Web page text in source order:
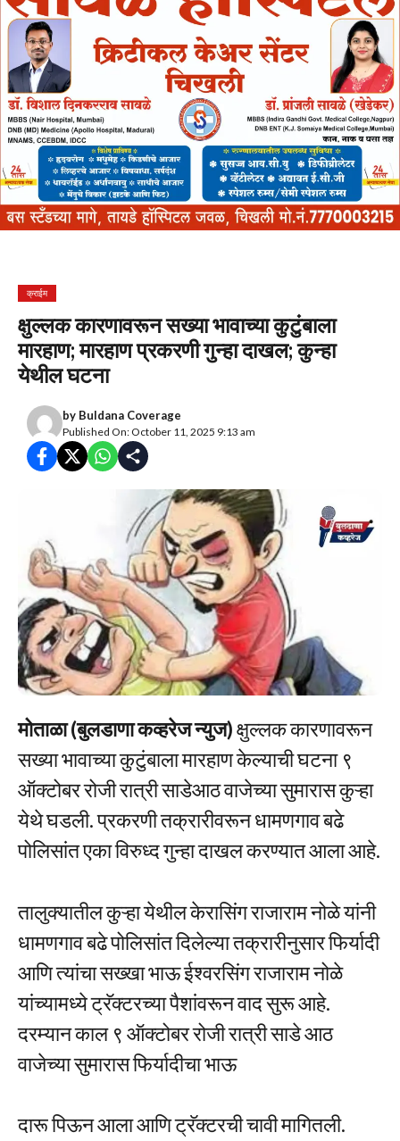
क्राईम
क्षुल्लक कारणावरून सख्या भावाच्या कुटुंबाला
मारहाण; मारहाण प्रकरणी गुन्हा दाखल; कुन्हा
येथील घटना
by Buldana Coverage
Published On: October 11, 2025 9:13 am
मोताळा (बुलडाणा कव्हरेज न्युज)क्षुल्लक कारणावरून
सख्या भावाच्या कुटुंबाला मारहाण केल्याची घटना ९
ऑक्टोबर रोजी रात्री साडेआठ वाजेच्या सुमारास कुऱ्हा
येथे घडली. प्रकरणी तक्रारीवरून धामणगाव बढे
पोलिसांत एका विरुध्द गुन्हा दाखल करण्यात आला आहे.
तालुक्यातील कुऱ्हा येथील केरासिंग राजाराम नोळे यांनी
धामणगाव बढे पोलिसांत दिलेल्या तक्रारीनुसार फिर्यादी
आणि त्यांचा सख्खा भाऊ ईश्वरसिंग राजाराम नोळे
यांच्यामध्ये ट्रॅक्टरच्या पैशांवरून वाद सुरू आहे.
दरम्यान काल ९ ऑक्टोबर रोजी रात्री साडे आठ
वाजेच्या सुमारास फिर्यादीचा भाऊ
दारू पिऊन आला आणि ट्रॅक्टरची चावी मागितली.